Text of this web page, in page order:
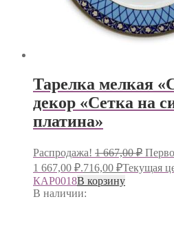
Тарелка мелкая
декор «Сетка на
платина»
Распродажа! 1 667,00₽
1 667,00 ₽.716,00 ₽Текущая
КАР0018В корзину
В наличии: